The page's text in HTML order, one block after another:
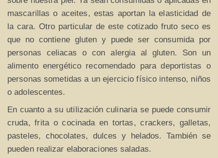
mascarillas o aceites, estas aportan la elasticidad de
la cara. Otro particular de este cotizado fruto seco es
que no contiene gluten y puede ser consumida por
personas celiacas o con alergia al gluten. Son un
alimento energético recomendado para deportistas o
personas sometidas a un ejercicio físico intenso, niños
o adolescentes.
En cuanto a su utilización culinaria se puede consumir
cruda, frita o cocinada en tortas, crackers, galletas,
pasteles, chocolates, dulces y helados. También se
pueden realizar elaboraciones saladas.